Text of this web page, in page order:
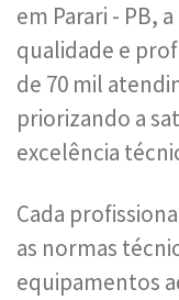
em Parari - PB, a
qualidade e
de 70 mil
priorizando a
excelência
Cada
as normas
equipamentos